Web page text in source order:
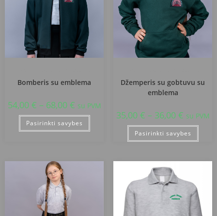
Bomberis su emblema
54,00 € – 68,00 € su PVM
Pasirinkti savybes
Džemperis su gobtuvu su
emblema
35,00 € – 36,00 € su PVM
Pasirinkti savybes